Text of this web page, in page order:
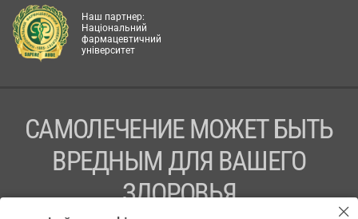
Наш партнер:
Національний
фармацевтичний
університет
САМОЛЕЧЕНИЕ МОЖЕТ БЫТЬ
ВРЕДНЫМ ДЛЯ ВАШЕГО
ЗДОРОВЬЯ